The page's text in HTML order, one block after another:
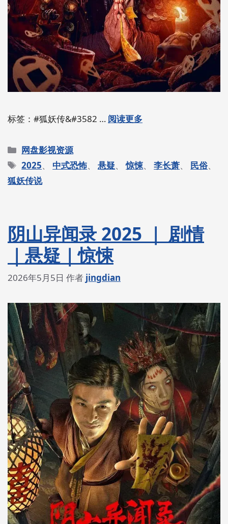
标签：#狐妖传&#3582 … 阅读更多
分
类
网盘影视资源
标
签
2025、 中式恐怖、悬疑、惊悚、李长萧、 民俗、
狐妖传说
阴山异闻录 2025 ｜ 剧情
｜悬疑｜惊悚
2026年5月5日 作者 jingdian